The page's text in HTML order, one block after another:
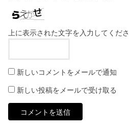
上に表示された文字を入力してくださ
新しいコメントをメールで通知
新しい投稿をメールで受け取る